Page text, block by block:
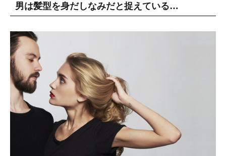
男は髪型を身だしなみだと捉えている…